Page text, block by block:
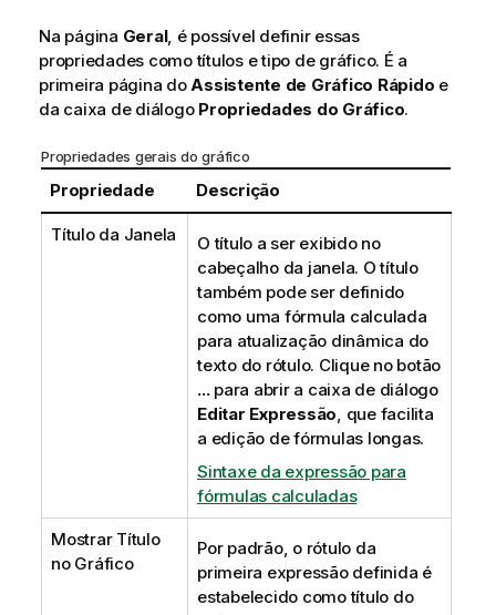
Na página Geral, é possível definir essas
propriedades como títulos e tipo de gráfico. É a
primeira página doAssistente de Gráfico Rápido e
da caixa de diálogo Propriedades do Gráfico.
Propriedades gerais do gráfico
Propriedade Descrição
Título da Janela
O título a ser exibido no
cabeçalho da janela. O título
também pode ser definido
como uma fórmula calculada
para atualização dinâmica do
texto do rótulo. Clique no botão
...para abrir a caixa de diálogo
Editar Expressão, que facilita
a edição de fórmulas longas.
Sintaxe da expressão para
fórmulas calculadas
Mostrar Título
no Gráfico
Por padrão, o rótulo da
primeira expressão definida é
estabelecido como título do